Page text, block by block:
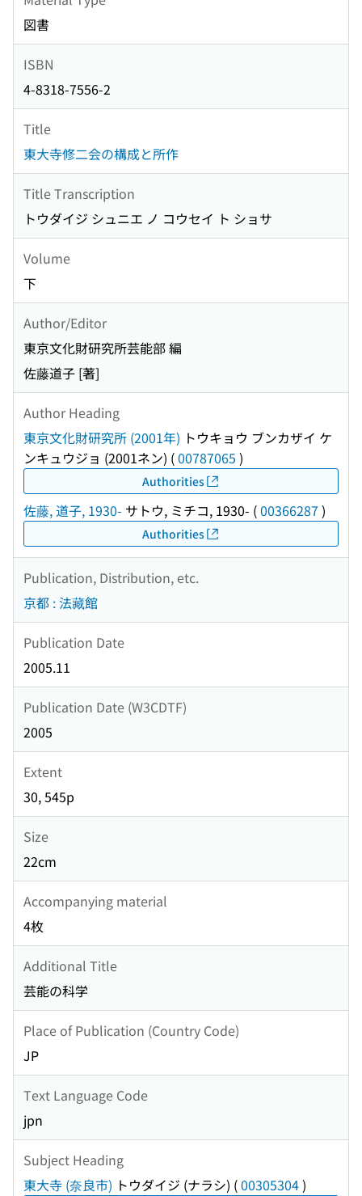
図書
ISBN
4-8318-7556-2
Title
東大寺修二会の構成と所作
Title Transcription
トウダイジ シュニエ ノ コウセイ ト ショサ
Volume
下
Author/Editor
東京文化財研究所芸能部 編
佐藤道子 [著]
Author Heading
東京文化財研究所 (2001年) トウキョウ ブンカザイ ケ
ンキュウジョ (2001ネン) (00787065 )
Authorities
佐藤, 道子, 1930- サトウ, ミチコ, 1930- (00366287 )
Authorities
Publication, Distribution, etc.
京都 : 法藏館
Publication Date
2005.11
Publication Date (W3CDTF)
2005
Extent
30, 545p
Size
22cm
Accompanying material
4枚
Additional Title
芸能の科学
Place of Publication (Country Code)
JP
Text Language Code
jpn
Subject Heading
東大寺 (奈良市) トウダイジ (ナラシ) (00305304)